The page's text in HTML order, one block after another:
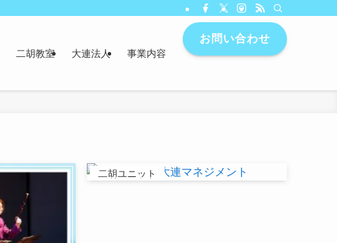
二胡教室 大連法人 事業内容
お問い合わせ
二胡ユニット